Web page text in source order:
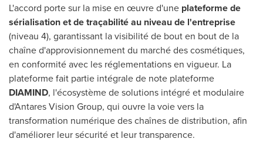
L'accord porte sur la mise en œuvre d'une plateforme de
sérialisation et de traçabilité au niveau de l'entreprise
(niveau 4), garantissant la visibilité de bout en bout de la
chaîne d'approvisionnement du marché des cosmétiques,
en conformité avec les réglementations en vigueur. La
plateforme fait partie intégrale de note plateforme
DIAMIND, l'écosystème de solutions intégré et modulaire
d'Antares Vision Group, qui ouvre la voie vers la
transformation numérique des chaînes de distribution, afin
d'améliorer leur sécurité et leur transparence.